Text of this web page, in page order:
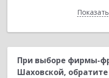
При выборе фирмы-
Шаховской,